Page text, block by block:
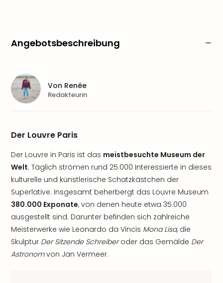
Angebotsbeschreibung
Der Louvre Paris
Der Louvre in Paris ist das meistbesuchte Museum der
Welt. Täglich strömen rund 25.000 Interessierte in dieses
kulturelle und künstlerische Schatzkästchen der
Superlative. Insgesamt beherbergt das Louvre Museum
380.000 Exponate, von denen heute etwa 35.000
ausgestellt sind. Darunter befinden sich zahlreiche
Meisterwerke wie Leonardo da Vincis Mona Lisa, die
Skulptur Der Sitzende Schreiberoder das Gemälde Der
Astronomvon Jan Vermeer.
Von Renée
Redakteurin